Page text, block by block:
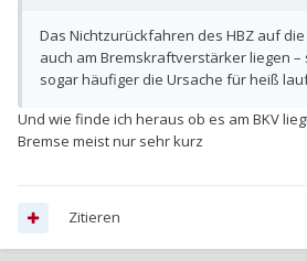
Das Nichtzurückfahren des HBZ auf
auch am Bremskraftverstärker liegen –
sogar häufiger die Ursache für heiß
Und wie finde ich heraus ob es am BKV
Bremse meist nur sehr kurz
Zitieren